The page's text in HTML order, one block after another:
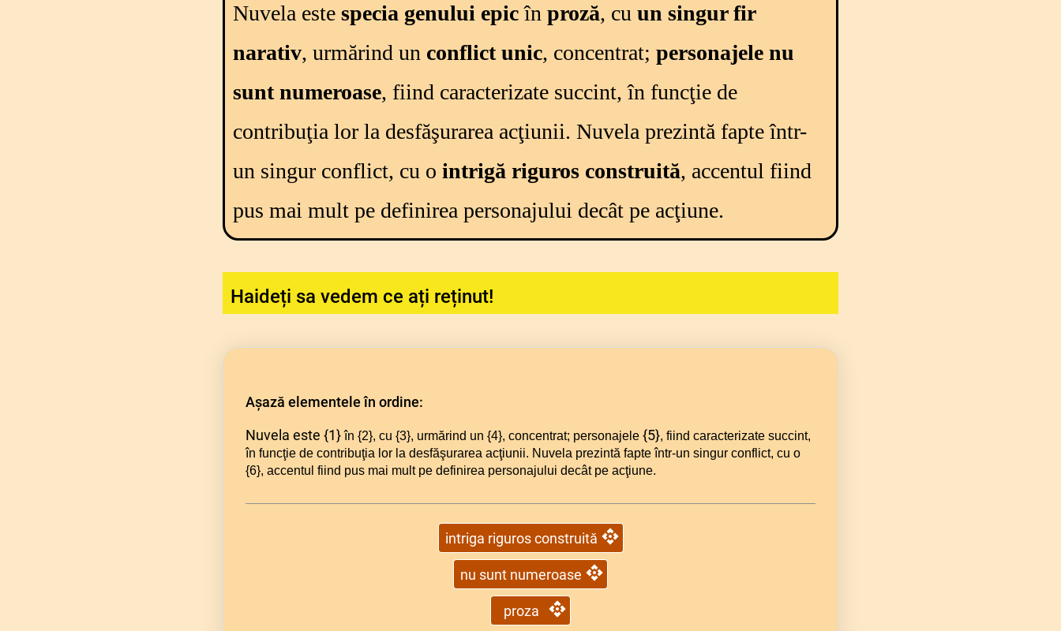
Nuvela este specia genului epic în proză, cu un singurfir
narativ, urmărind un conflictunic, concentrat; personajele nu
suntnumeroase, fiind caracterizate succint,în funcţie de
contribuţia lor la desfăşurarea acţiunii. Nuvela prezintă fapte într-
un singur conflict, cu o intrigă riguros construită, accentul fiind
pus mai mult pe definirea personajului decât pe acţiune.
Haideți sa vedem ce ați reținut!
Așază elementele în ordine:
Nuvela este {1}în {2}, cu {3}, urmărind un {4}, concentrat; personajele {5}, fiind caracterizate succint,
în funcţie de contribuţia lor la desfăşurarea acţiunii. Nuvela prezintă fapte într-un singur conflict, cu o
{6}, accentul fiind pus mai mult pe definirea personajului decât pe acţiune.
intriga riguros construită
nu sunt numeroase
proza